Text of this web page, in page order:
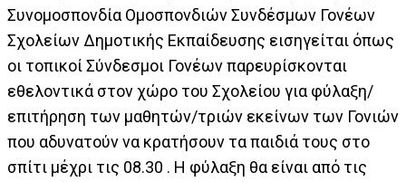
Συνομοσπονδία Ομοσπονδιών Συνδέσμων Γονέων
Σχολείων Δημοτικής Εκπαίδευσης εισηγείται όπως
οι τοπικοί Σύνδεσμοι Γονέων παρευρίσκονται
εθελοντικά στον χώρο του Σχολείου για φύλαξη/
επιτήρηση των μαθητών/τριών εκείνων των Γονιών
που αδυνατούν να κρατήσουν τα παιδιά τους στο
σπίτι μέχρι τις 08.30 . Η φύλαξη θα είναι από τις